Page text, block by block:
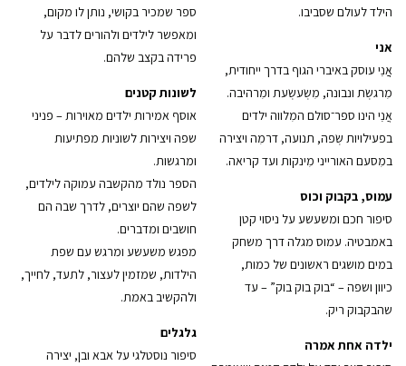
הילד לעולם שסביבו.
אני
אֲֲנִִי עוסק באיברי הגוף בדרך ייחודית,
מִרגשְׂת ונבונה, מִשְׂעשְׂעת ומִרהיבה.
אֲנִִי הינו ספר־סולם המִלווה ילדים
בפעילויות שְׂפה, תנועה, דרמִה ויצירה
במִסעם האורייני מִינקות ועד קריאה.
עמוס, בקבוק וכוס
סיפור חכם ומשעשע על ניסוי קטן
באמבטיה. עמוס מגלה דרך משחק
במים מושגים ראשונים של כמות,
כיוון ושפה – “בוק בוק בוק” – עד
שהבקבוק ריק.
ילדה אחת אמרה
ספר שמכיר בקושי, נותן לו מקום,
ומאפשר לילדים ולהורים לדבר על
פרידה בקצב שלהם.
לשונות קטנים
אוסף אמירות ילדים מאוירות – פניני
שפה ויצירות לשוניות מפתיעות
ומרגשות.
הספר נולד מהקשבה עמוקה לילדים,
לשפה שהם יוצרים, לדרך שבה הם
חושבים ומדברים.
מפגש משעשע ומרגש עם שפת
הילדות, שמזמין לעצור, לתעד, לחייך,
ולהקשיב באמת.
גלגלים
סיפור נוסטלגי על אבא ובן, יצירה